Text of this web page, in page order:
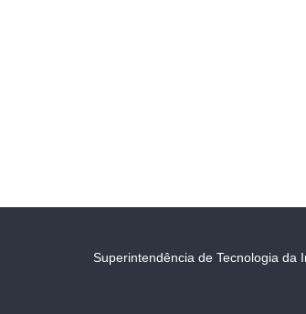
Superintendência de Tecnologia da